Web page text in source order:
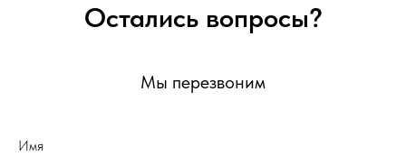
Остались вопросы?
Мы перезвоним
Имя